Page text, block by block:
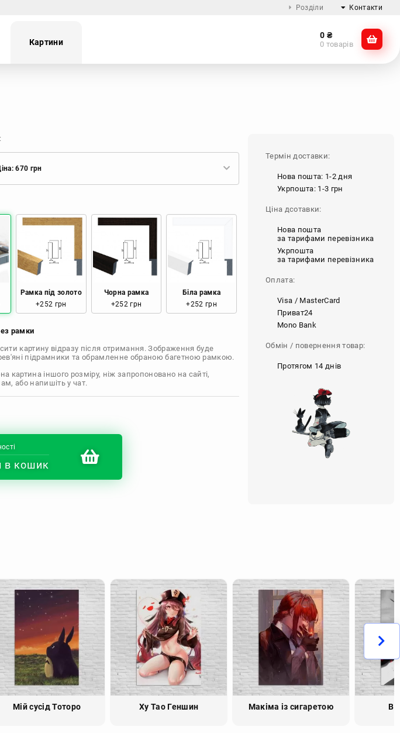
Розділи Контакти
@dikocase
Картини
0 ₴
0 товарів
670 грн
840 грн
970 грн
1290 грн
1550 грн
1650 грн
1800 грн
Ціна: 2500 грн
Рамка під золото
+252 грн
Чорна рамка
+252 грн
Біла рамка
+252 грн
рамки
картину відразу після отримання. Зображення буде
підрамники та обрамленне обраною багетною рамкою.
картина іншого розміру, ніж запропоновано на сайті,
або напишіть у чат.
в кошик
Термін доставки:
Нова пошта: 1-2 дня
Укрпошта: 1-3 грн
Ціна дсотавки:
Нова пошта
за тарифами перевізника
Укрпошта
за тарифами перевізника
Оплата:
Visa / MasterCard
Приват24
Mono Bank
Обмін / повернення товар:
Протягом 14 днів
Мій сусід Тоторо Ху Тао Геншин Макіма із сигаретою